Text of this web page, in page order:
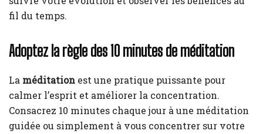
fil du temps.
Adoptez la règle des 10 minutes de méditation
La méditation est une pratique puissante pour
calmer l’esprit et améliorer la concentration.
Consacrez 10 minutes chaque jour à une méditation
guidée ou simplement à vous concentrer sur votre